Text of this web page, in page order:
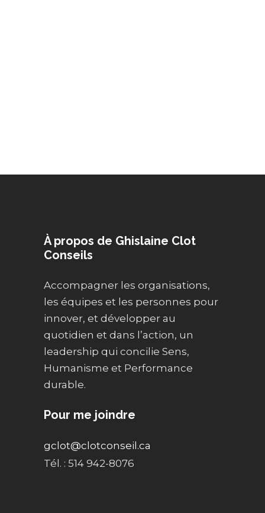
À propos de Ghislaine Clot
Conseils
Accompagner les organisations,
les équipes et les personnes pour
innover, et développer au
quotidien et dans l’action, un
leadership qui concilie Sens,
Humanisme et Performance
durable.
Pour me joindre
gclot@clotconseil.ca
Tél. : 514 942-8076